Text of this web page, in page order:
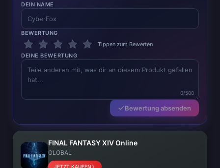
DEIN NAME
BEWERTUNG
Tippen zum Bewerten
DEINE BEWERTUNG
0/500
Bewertung absenden
FINAL FANTASY XIV Online
GLOBAL
JETZT KAUFEN